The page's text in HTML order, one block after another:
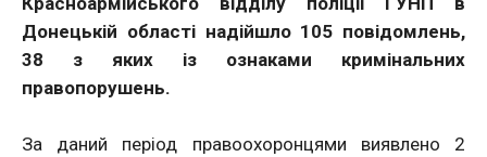
Донецькій області надійшло 105 повідомлень,
38 з яких із ознаками кримінальних
правопорушень.
За даний період правоохоронцями виявлено 2